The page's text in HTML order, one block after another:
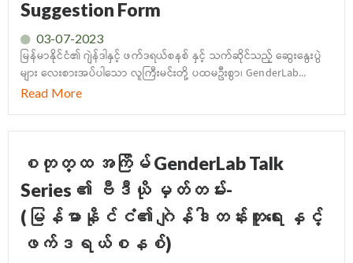
Suggestion Form
03-07-2023
မြန်မာနိုင်ငံ၏ ဂျဲန်ဒါနှင့် ဖက်ဒရယ်စနစ် ‌နှင့် သက်ဆိုင်သည့် ဆွေးနွေးပွဲ
များ လေးစားအပ်ပါသော လူကြီးမင်းတို့ ပထမဦးစွာ၊ GenderLab...
Read More
စတုတ္ထ အကြိမ် GenderLab Talk
Series ၏ ဗီဒီယို မှတ်တမ်း-
(မြန်မာနိုင်ငံ၏ ဂျဲန်ဒါတန်းတူရေး နှင့်
ဖက်ဒရယ်စနစ်)